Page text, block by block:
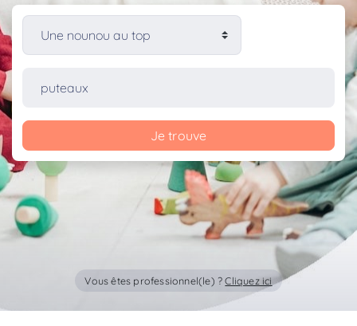
Je trouve
Vous êtes professionnel(le) ?Cliquez ici